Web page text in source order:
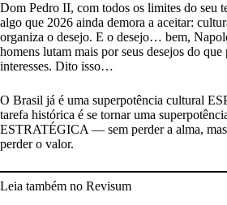
Dom Pedro II, com todos os limites do seu
algo que 2026 ainda demora a aceitar:
organiza o desejo. E o desejo… bem,
homens lutam mais por seus desejos do que
interesses. Dito isso…
O Brasil já é uma superpotência cultural
tarefa histórica é se tornar uma
ESTRATÉGICA — sem perder a alma,
perder o valor.
Leia também no Revisum